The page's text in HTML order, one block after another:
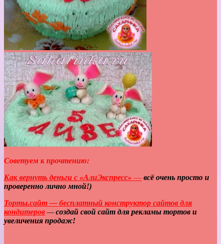
Советуем к прочтению:
Как вернуть деньги с «АлиЭкспресс» — всё очень просто и
проверенно лично мной!)
Торты.сайт — бесплатный конструктор сайтов для
кондитеров —создай свой сайт для рекламы тортов и
увеличения продаж!